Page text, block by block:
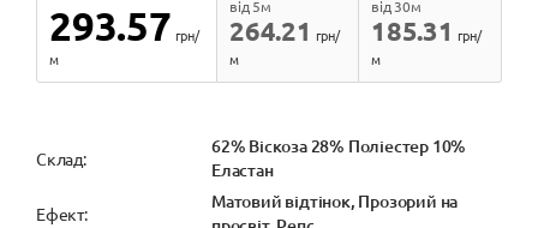
293.57 грн/
м
264.21
від 5м
грн/
м
185.31
від 30м
грн/
м
Cклад:
62% Віскоза 28% Поліестер 10%
Еластан
Ефект:
Матовий відтінок, Прозорий на